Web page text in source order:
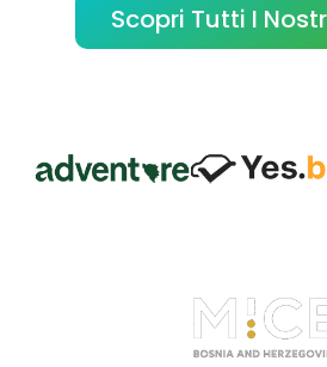
Scopri Tutti I